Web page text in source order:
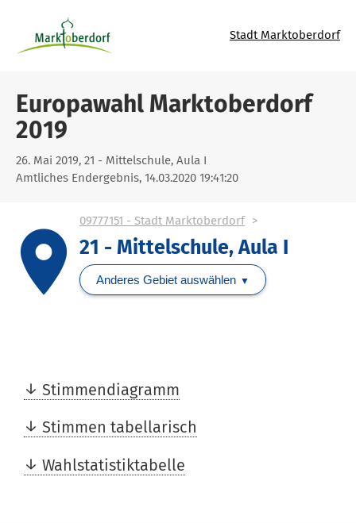
Stadt Marktoberdorf
Europawahl Marktoberdorf
2019
26. Mai 2019, 21 - Mittelschule, Aula I
Amtliches Endergebnis, 14.03.2020 19:41:20
place
09777151 - Stadt Marktoberdorf
21 - Mittelschule, Aula I
Anderes Gebiet auswählen
Stimmendiagramm
Stimmen tabellarisch
Wahlstatistiktabelle